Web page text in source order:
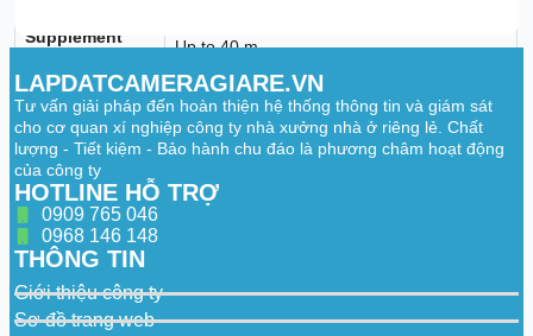
Supplement
Up to 40 m
Smart
Supplement
Light
Yes
IR Wavelength
Video
Main Stream
60 Hz: 30 fps (2688 × 1520, 1920 × 1080,
LAPDATCAMERAGIARE.VN
Tư vấn giải pháp đến hoàn thiện hệ thống thông tin và giám sát
cho cơ quan xí nghiệp công ty nhà xưởng nhà ở riêng lẻ. Chất
lượng - Tiết kiệm - Bảo hành chu đáo là phương châm hoạt động
của công ty
HOTLINE HỖ TRỢ
0909 765 046
0968 146 148
THÔNG TIN
Giới thiệu công ty
Sơ đồ trang web